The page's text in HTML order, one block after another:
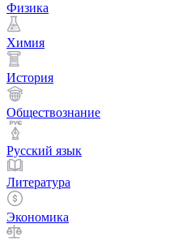
Физика
Химия
История
Обществознание
Русский язык
Литература
Экономика